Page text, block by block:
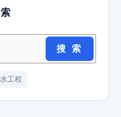
搜 索
工程